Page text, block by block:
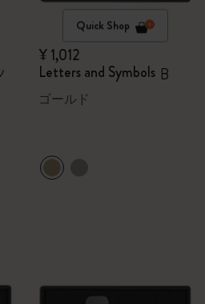
Quick Shop
¥ 1,012
Letters and Symbols B
ゴールド